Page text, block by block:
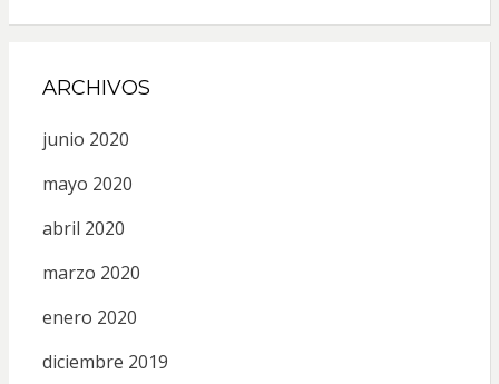
ARCHIVOS
junio 2020
mayo 2020
abril 2020
marzo 2020
enero 2020
diciembre 2019